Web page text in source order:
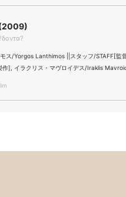
ス/Yorgos Lanthimos ||スタッフ/STAFF[監
作], イラクリス・マヴロイデス/Iraklis